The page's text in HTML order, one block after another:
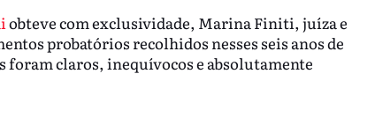
obteve com exclusividade, Marina Finiti, juíza e
probatórios recolhidos nesses seis anos de
foram claros, inequívocos e absolutamente